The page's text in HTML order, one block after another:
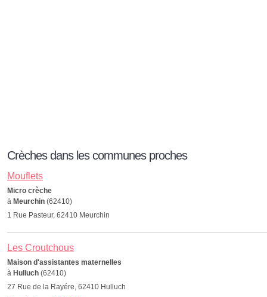
Crèches dans les communes proches
Mouflets
Micro crèche
à Meurchin (62410)
1 Rue Pasteur, 62410 Meurchin
Les Croutchous
Maison d'assistantes maternelles
à Hulluch (62410)
27 Rue de la Rayére, 62410 Hulluch